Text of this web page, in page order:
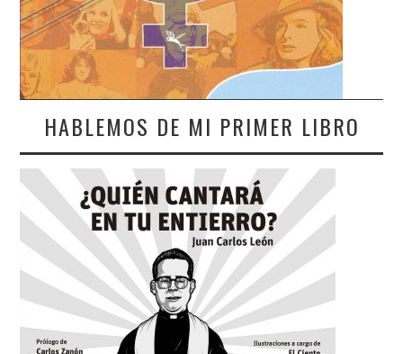
HABLEMOS DE MI PRIMER LIBRO